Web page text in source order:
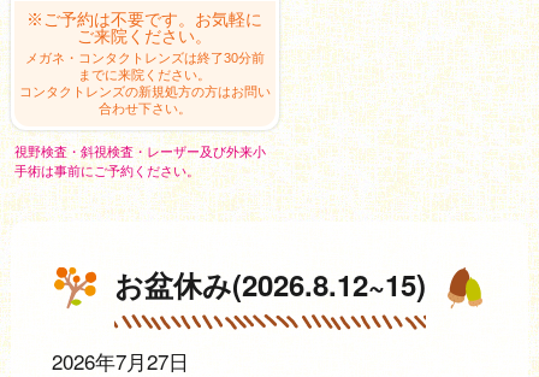
※ご予約は不要です。お気軽に
ご来院ください。
メガネ・コンタクトレンズは終了30分前
までに来院ください。
コンタクトレンズの新規処方の方はお問い
合わせ下さい。
視野検査・斜視検査・レーザー及び外来小
手術は事前にご予約ください。
お盆休み(2026.8.12~15)
2026年7月27日